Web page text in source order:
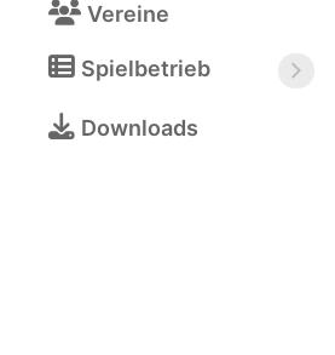
Vereine
Spielbetrieb
Downloads